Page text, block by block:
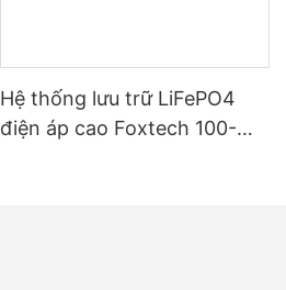
Hệ thống lưu trữ LiFePO4
điện áp cao Foxtech 100-